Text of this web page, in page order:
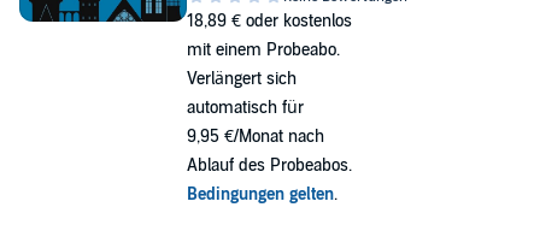
MAIL.
Read the whole series:
THE MANGLE STREET MURDERS
THE CURSE OF THE HOUSE OF FOSKETT
THE SECRETS OF GASLIGHT LANE
DARK DAWN OVER STEEP HOUSE.
18,89 € oder kostenlos
mit einem Probeabo.
Verlängert sich
automatisch für
9,95 €/Monat nach
Ablauf des Probeabos.
Bedingungen gelten.